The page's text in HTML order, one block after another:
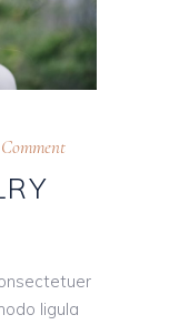
ligula